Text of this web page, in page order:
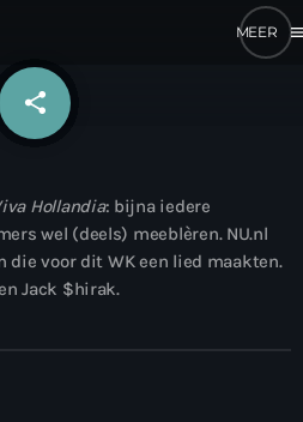
share
email
Hollandia: bijna iedere
wel (deels) meeblèren. NU.nl
die voor dit WK een lied maakten.
Jack $hirak.